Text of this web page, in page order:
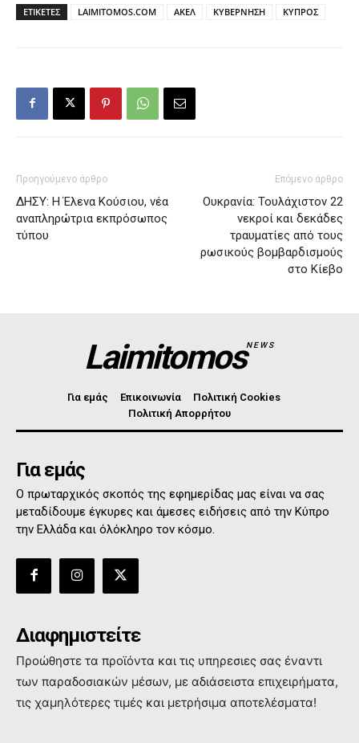
ΕΤΙΚΕΤΕΣ LAIMITOMOS.COM ΑΚΕΛ ΚΥΒΕΡΝΗΣΗ ΚΥΠΡΟΣ
Προηγούμενο άρθρο
ΔΗΣΥ: Η Έλενα Κούσιου, νέα
αναπληρώτρια εκπρόσωπος
τύπου
Επόμενο άρθρο
Ουκρανία: Τουλάχιστον 22
νεκροί και δεκάδες
τραυματίες από τους
ρωσικούς βομβαρδισμούς
στο Κίεβο
LaimitomosNEWS
Για εμάς Επικοινωνία
Πολιτική Cookies
Πολιτική Απορρήτου
Για εμάς
Ο πρωταρχικός σκοπός της εφημερίδας μας είναι να σας
μεταδίδουμε έγκυρες και άμεσες ειδήσεις από την Κύπρο
την Ελλάδα και όλόκληρο τον κόσμο.
Διαφημιστείτε
Προώθηστε τα προϊόντα και τις υπηρεσιες σας έναντι
των παραδοσιακών μέσων, με αδιάσειστα επιχειρήματα,
τις χαμηλότερες τιμές και μετρήσιμα αποτελέσματα!